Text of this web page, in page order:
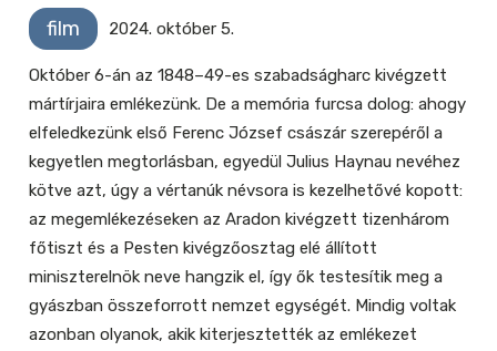
film 2024. október 5.
Október 6-án az 1848–49-es szabadságharc kivégzett
mártírjaira emlékezünk. De a memória furcsa dolog: ahogy
elfeledkezünk első Ferenc József császár szerepéről a
kegyetlen megtorlásban, egyedül Julius Haynau nevéhez
kötve azt, úgy a vértanúk névsora is kezelhetővé kopott:
az megemlékezéseken az Aradon kivégzett tizenhárom
főtiszt és a Pesten kivégzőosztag elé állított
miniszterelnök neve hangzik el, így ők testesítik meg a
gyászban összeforrott nemzet egységét. Mindig voltak
azonban olyanok, akik kiterjesztették az emlékezet